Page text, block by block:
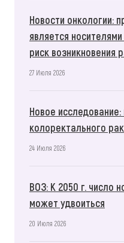
Новости онкологии:
является
риск возникновения
27 Июля 2026
Новое
колоректального
24 Июля 2026
ВОЗ: К 2050 г. число
может удвоиться
20 Июля 2026